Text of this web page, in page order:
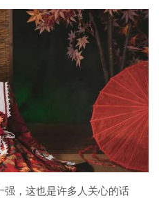
强，这也是许多人关心的话